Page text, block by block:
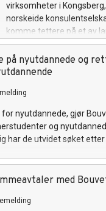
virksomheter i
norskeide
komme tettere på et av
og fremste
åpning av fysisk kontor.
riktige profiler til kontoret
nyutdannede og
for nyutdannede, gjør
og
har de utvidet søket
med